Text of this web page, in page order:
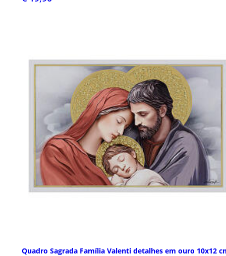
Quadro Sagrada Família Valenti detalhes em ouro 10x12